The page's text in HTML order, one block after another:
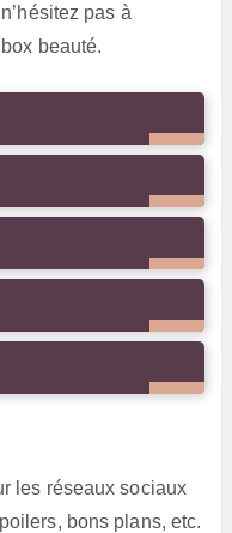
pas à
beauté.
les réseaux sociaux
bons plans, etc.